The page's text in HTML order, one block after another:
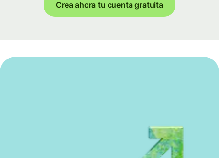
Crea ahora tu cuenta gratuita